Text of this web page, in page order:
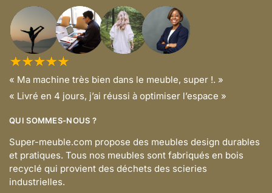
« Ma machine très bien dans le meuble, super !. »
« Livré en 4 jours, j’ai réussi à optimiser l’espace »
QUI SOMMES-NOUS ?
Super-meuble.com propose des meubles design durables
et pratiques. Tous nos meubles sont fabriqués en bois
recyclé qui provient des déchets des scieries
industrielles.